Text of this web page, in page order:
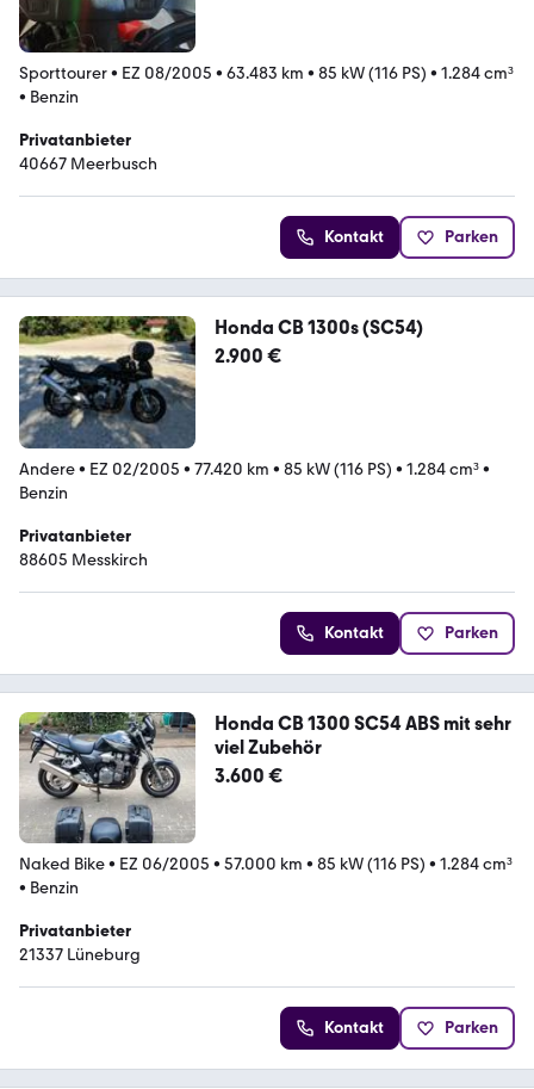
Sporttourer• EZ 08/2005 • 63.483 km • 85 kW (116 PS) • 1.284 cm³
• Benzin
Privatanbieter
40667 Meerbusch
Kontakt Parken
Honda CB 1300s (SC54)
2.900 €
Andere• EZ 02/2005 • 77.420 km • 85 kW (116 PS) • 1.284 cm³•
Benzin
Privatanbieter
88605 Messkirch
Kontakt Parken
Honda CB 1300 SC54 ABS mit sehr
viel Zubehör
3.600 €
Naked Bike• EZ 06/2005 • 57.000 km • 85 kW (116 PS) • 1.284 cm³
• Benzin
Privatanbieter
21337 Lüneburg
Kontakt Parken